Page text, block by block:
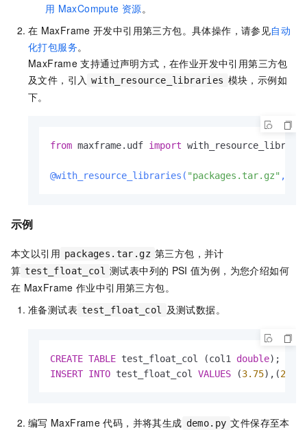
用 MaxCompute 资源。
在 MaxFrame 开发中引用第三方包。具体操作，请参见自动
化打包服务。
MaxFrame 支持通过声明方式，在作业开发中引用第三方包
及文件，引入 with_resource_libraries 模块，示例如
下。
from maxframe.udf import
@with_resource_libraries( "packages.tar.gz" ,
示例
本文以引用 packages.tar.gz 第三方包，并计
算 test_float_col 测试表中列的 PSI 值为例，为您介绍如何
在 MaxFrame 作业中引用第三方包。
准备测试表 test_float_col 及测试数据。
CREATE TABLE test_float_col (col1 double
INSERT INTO test_float_col VALUES (3.75),(2.51
编写 MaxFrame 代码，并将其生成 demo.py 文件保存至本